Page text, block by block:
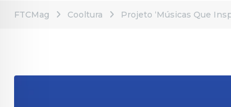
FTCMag Cooltura Projeto ‘Músicas Que